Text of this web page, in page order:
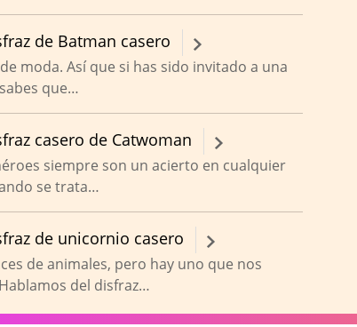
de Batman casero
moda. Así que si has sido invitado a una
que…
casero de Catwoman
siempre son un acierto en cualquier
se trata…
de unicornio casero
de animales, pero hay uno que nos
del disfraz…